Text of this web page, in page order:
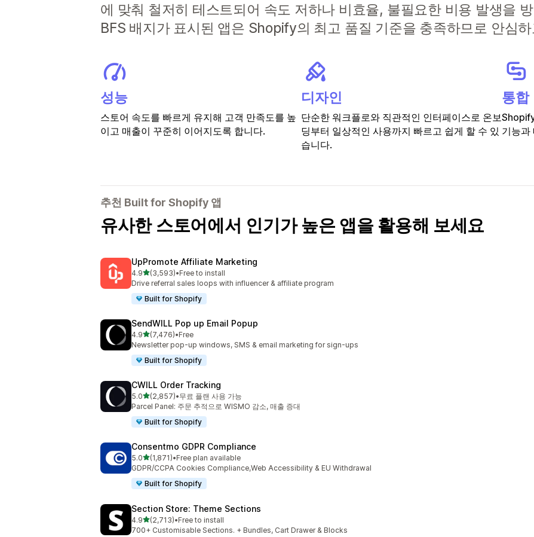
에 맞춰 철저히 테스트되어 속도 저하나 비효율, 불필요한 비용 발생을
BFS 배지가 표시된 앱은 Shopify의 최고 품질 기준을 충족하므로 안심
성능
스토어 속도를 빠르게 유지해 고객 만족도를 높
이고 매출이 꾸준히 이어지도록 합니다.
디자인
단순한 워크플로와 직관적인 인터페이스로 온보
딩부터 일상적인 사용까지 빠르고 쉽게 할 수 있
습니다.
통합
기능과
추천 Built for Shopify 앱
유사한 스토어에서 인기가 높은 앱을 활용해 보세요
UpPromote Affiliate Marketing
4.9별 5개 중
(3,593)
총 리뷰 3593개
•Free to install
Drive referral sales loops with influencer & affiliate program
Built for Shopify
SendWILL Pop up Email Popup
4.9별 5개 중
(7,476)
총 리뷰 7476개
•Free
Newsletter pop-up windows, SMS & email marketing for sign-ups
Built for Shopify
CWILL Order Tracking
5.0별 5개 중
(2,857)
총 리뷰 2857개
•무료 플랜 사용 가능
Parcel Panel: 주문 추적으로 WISMO 감소, 매출 증대
Built for Shopify
Consentmo GDPR Compliance
5.0별 5개 중
(1,871)
총 리뷰 1871개
•Free plan available
GDPR/CCPA Cookies Compliance,Web Accessibility & EU Withdrawal
Built for Shopify
Section Store: Theme Sections
4.9별 5개 중
(2,713)
총 리뷰 2713개
•Free to install
700+ Customisable Sections. + Bundles, Cart Drawer & Blocks